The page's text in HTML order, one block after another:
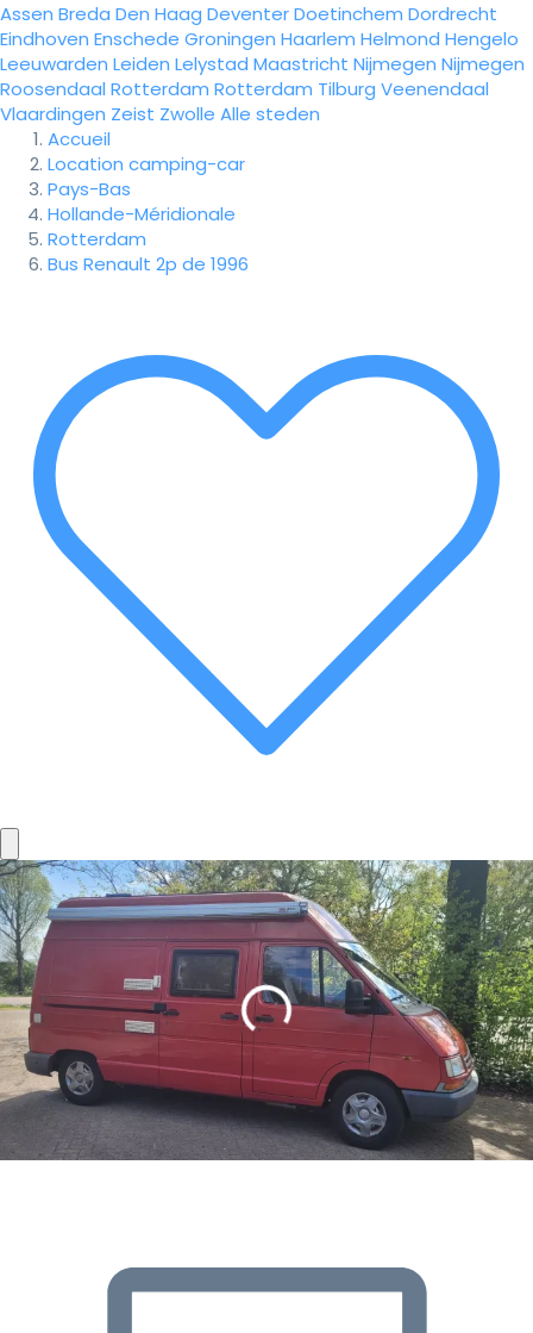
Assen Breda Den Haag DeventerDoetinchem Dordrecht
Eindhoven Enschede Groningen Haarlem Helmond Hengelo
Leeuwarden Leiden Lelystad Maastricht Nijmegen Nijmegen
Roosendaal Rotterdam Rotterdam Tilburg Veenendaal
Vlaardingen Zeist Zwolle Alle steden
Accueil
Location camping-car
Pays-Bas
Hollande-Méridionale
Rotterdam
Bus Renault 2p de 1996